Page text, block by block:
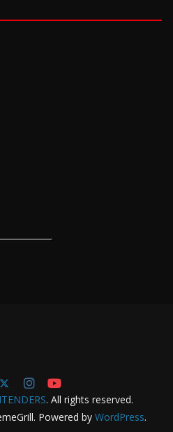
. All rights reserved.
Powered by WordPress.